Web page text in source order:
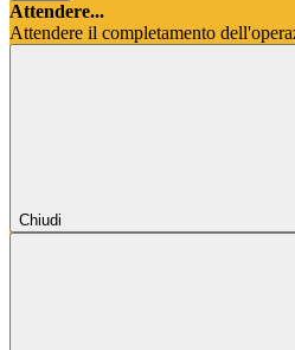
Attendere...
Attendere il completamento
Chiudi